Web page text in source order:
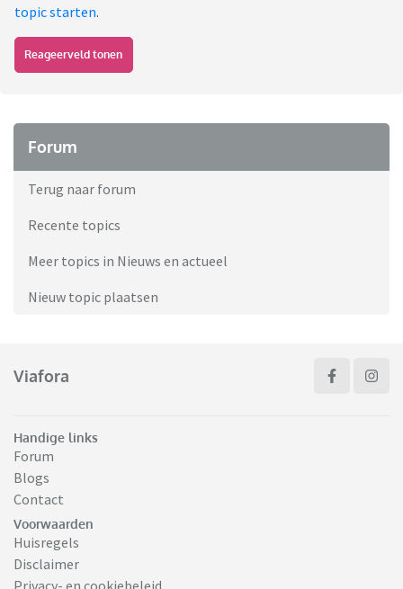
topic starten.
Reageerveld tonen
Forum
Terug naar forum
Recente topics
Meer topics in Nieuws en actueel
Nieuw topic plaatsen
Viafora
Handige links
Forum
Blogs
Contact
Voorwaarden
Huisregels
Disclaimer